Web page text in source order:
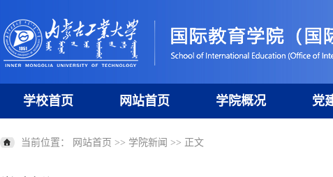
学校首页 网站首页 学院概况 党
当前位置： 网站首页 >> 学院新闻 >> 正文